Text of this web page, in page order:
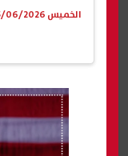
الخميس 25/06/2026 05:15 م